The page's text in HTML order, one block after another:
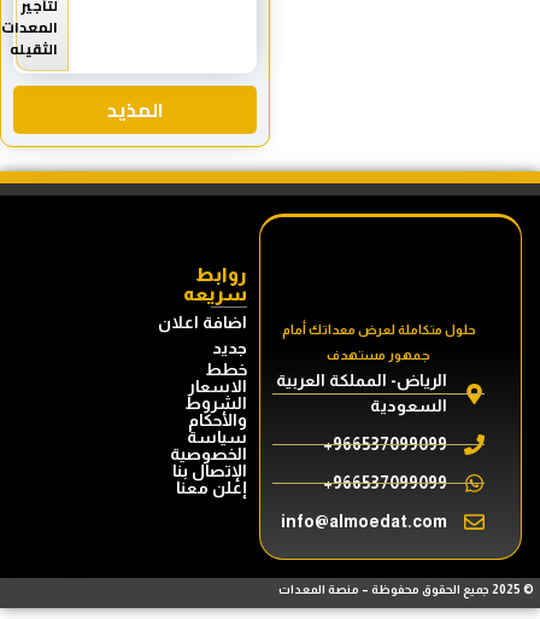
المذيد
المعدات
الثقيله
حلول متكاملة لعرض معداتك أمام
جمهور مستهدف
الرياض- المملكة العربية
السعودية
966537099099+
966537099099+
info@almoedat.com
روابط
سريعه
اضافة اعلان
جديد
خطط
الاسعار
الشروط
والأحكام
سياسة
الخصوصية
الإتصال بنا
إعلن معنا
© 2025 جميع الحقوق محفوظة – منصة المعدات